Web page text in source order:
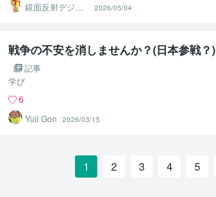
鏡面反射デジタ
ルアート製作所
（鈴木穣）
2026/05/04
戦争の不安を消しませんか？(日本参戦？)
記事
学び
6
Yuji Gon
2026/03/15
1 2 3 4 5